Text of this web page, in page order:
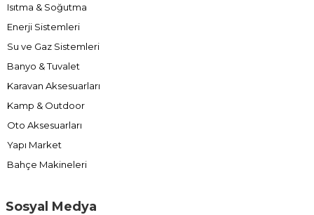
Isıtma & Soğutma
Enerji Sistemleri
Su ve Gaz Sistemleri
Banyo & Tuvalet
Karavan Aksesuarları
Kamp & Outdoor
Oto Aksesuarları
Yapı Market
Bahçe Makineleri
Sosyal Medya